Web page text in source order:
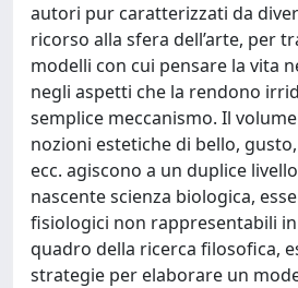
autori pur caratterizzati da
ricorso alla sfera dell’arte, per
modelli con cui pensare la vita
negli aspetti che la rendono
semplice meccanismo. Il
nozioni estetiche di bello,
ecc. agiscono a un duplice
nascente scienza biologica,
fisiologici non rappresentabili
quadro della ricerca filosofica,
strategie per elaborare un